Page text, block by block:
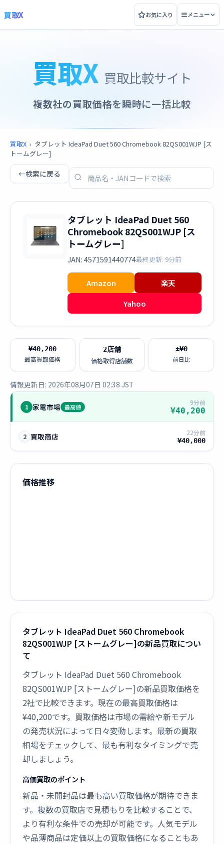
買取X お気に入り メニュー
買取X 買取比較サイト
複数社の買取価格を瞬時に一括比較
買取X › タブレット IdeaPad Duet 560 Chromebook 82QS001WJP [ス
トームグレー]
←検索に戻る
タブレット IdeaPad Duet 560
Chromebook 82QS001WJP [ス
トームグレー]
JAN: 4571591440774最終更新: 9分前
Amazon
楽天
Yahoo
¥40,200
最高買取価格
2店舗
価格取得店舗数
±¥0
前日比
情報更新日: 2026年08月07日 02:38 JST
1 家電市場 最高値
9分前
¥40,200
2 買取商店 22分前
¥40,000
価格推移
タブレット IdeaPad Duet 560 Chromebook
82QS001WJP [ストームグレー]の新品買取につい
て
タブレット IdeaPad Duet 560 Chromebook
82QS001WJP [ストームグレー]の新品買取価格を
2社で比較できます。現在の最高買取価格は
¥40,200です。買取価格は市場の需給や新モデル
の発売状況によって日々変動します。最新の買取
相場をチェックして、最も有利なタイミングで売
却しましょう。
高価買取のポイント
新品・未開封品は最も高い買取価格が期待できま
す。複数の買取店で見積もりを比較することで、
より有利な条件での売却が可能です。人気モデル
や品薄商品は定価以上の買取価格になることもあ